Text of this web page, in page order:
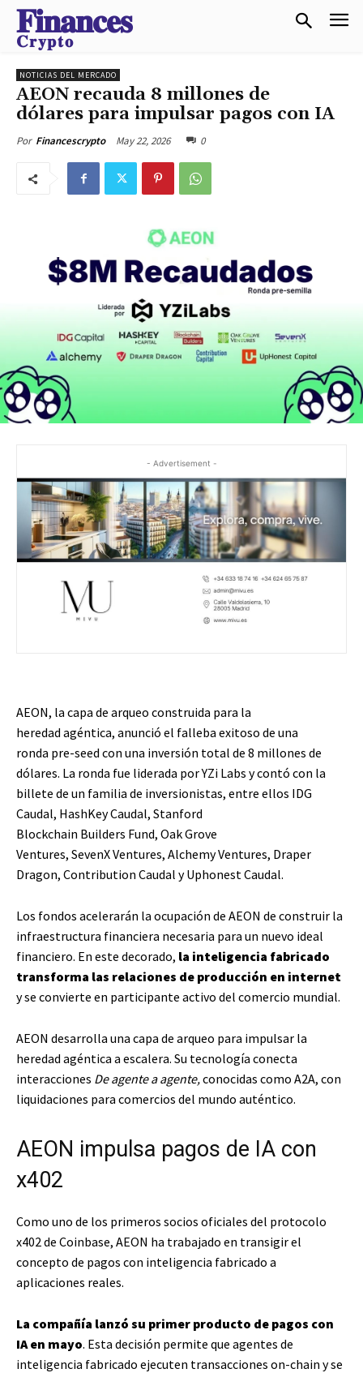
𝐅𝐢𝐧𝐚𝐧𝐜𝐞𝐬
𝐂𝐫𝐲𝐩𝐭𝐨
NOTICIAS DEL MERCADO
AEON recauda 8 millones de
dólares para impulsar pagos con IA
Por Financescrypto May 22, 2026 0
- Advertisement -
AEON, la capa de arqueo construida para la
heredad agéntica, anunció el falleba exitoso de una
ronda pre-seed con una inversión total de 8 millones de
dólares. La ronda fue liderada por YZi Labs y contó con la
billete de un familia de inversionistas, entre ellos IDG
Caudal, HashKey Caudal, Stanford
Blockchain Builders Fund, Oak Grove
Ventures, SevenX Ventures, Alchemy Ventures, Draper
Dragon, Contribution Caudal y Uphonest Caudal.
Los fondos acelerarán la ocupación de AEON de construir la
infraestructura financiera necesaria para un nuevo ideal
financiero. En este decorado, la inteligencia fabricado
transforma las relaciones de producción en internet
y se convierte en participante activo del comercio mundial.
AEON desarrolla una capa de arqueo para impulsar la
heredad agéntica a escalera. Su tecnología conecta
interacciones De agente a agente,conocidas como A2A, con
liquidaciones para comercios del mundo auténtico.
AEON impulsa pagos de IA con
x402
Como uno de los primeros socios oficiales del protocolo
x402 de Coinbase, AEON ha trabajado en transigir el
concepto de pagos con inteligencia fabricado a
aplicaciones reales.
La compañía lanzó su primer producto de pagos con
IA en mayo. Esta decisión permite que agentes de
inteligencia fabricado ejecuten transacciones on-chain y se